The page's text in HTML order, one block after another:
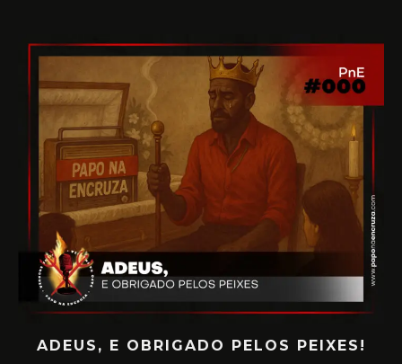
ADEUS, E OBRIGADO PELOS PEIXES!